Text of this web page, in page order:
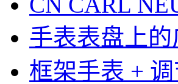
手表表盘上的
框架手表 +